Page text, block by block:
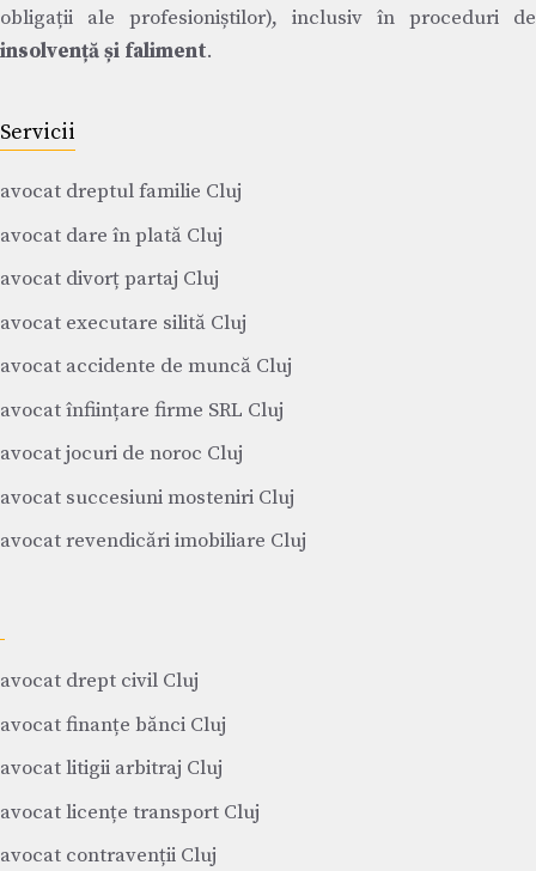
obligații ale profesioniștilor), inclusiv în proceduri de
insolvență și faliment.
Servicii
avocat dreptul familie Cluj
avocat dare în plată Cluj
avocat divorț partaj Cluj
avocat executare silită Cluj
avocat accidente de muncă Cluj
avocat înființare firme SRL Cluj
avocat jocuri de noroc Cluj
avocat succesiuni mosteniri Cluj
avocat revendicări imobiliare Cluj
avocat drept civil Cluj
avocat finanțe bănci Cluj
avocat litigii arbitraj Cluj
avocat licențe transport Cluj
avocat contravenții Cluj